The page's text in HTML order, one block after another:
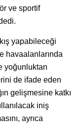
ve sportif
yapabileceği
havaalanlarında
yoğunluktan
de ifade eden
gelişmesine katkı
iniş
ayrıca